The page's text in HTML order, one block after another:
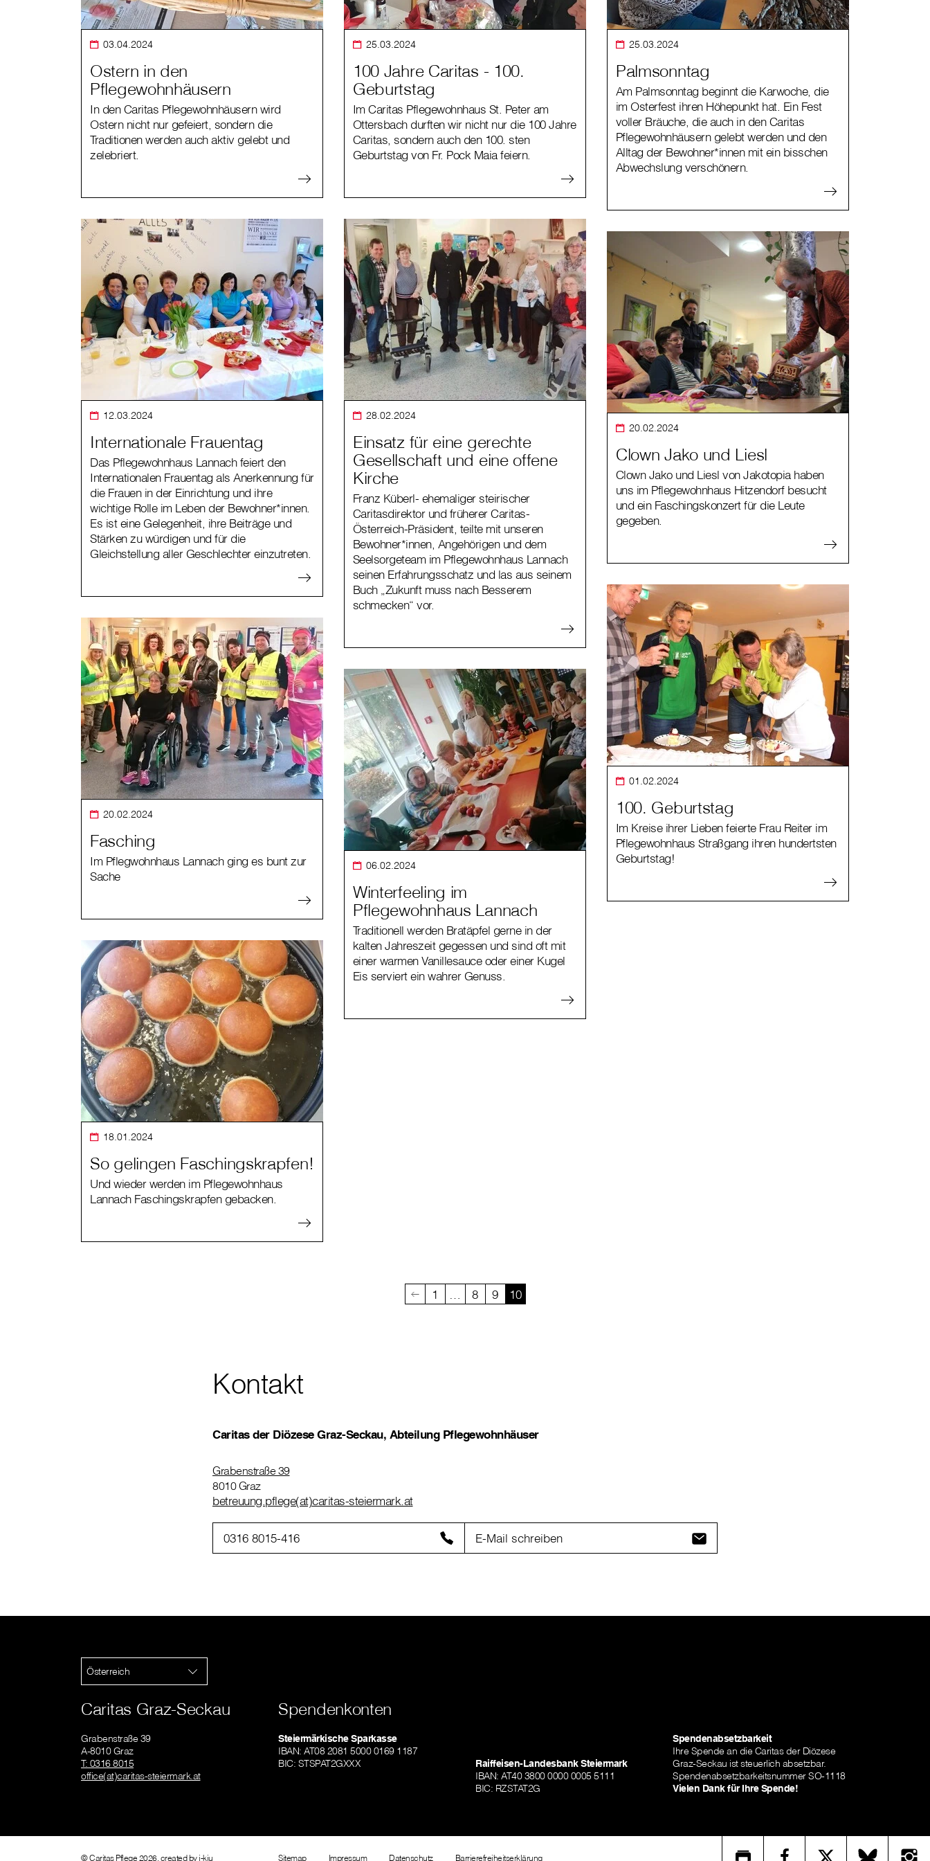
03.04.2024
Ostern in den
Pflegewohnhäusern
In den Caritas Pflegewohnhäusern wird
Ostern nicht nur gefeiert, sondern die
Traditionen werden auch aktiv gelebt und
zelebriert.
25.03.2024
100 Jahre Caritas - 100.
Geburtstag
Im Caritas Pflegewohnhaus St. Peter am
Ottersbach durften wir nicht nur die 100 Jahre
Caritas, sondern auch den 100. sten
Geburtstag von Fr. Pock Maia feiern.
25.03.2024
Palmsonntag
Am Palmsonntag beginnt die Karwoche, die
im Osterfest ihren Höhepunkt hat. Ein Fest
voller Bräuche, die auch in den Caritas
Pflegewohnhäusern gelebt werden und den
Alltag der Bewohner*innen mit ein bisschen
Abwechslung verschönern.
12.03.2024
Internationale Frauentag
Das Pflegewohnhaus Lannach feiert den
Internationalen Frauentag als Anerkennung für
die Frauen in der Einrichtung und ihre
wichtige Rolle im Leben der Bewohner*innen.
Es ist eine Gelegenheit, ihre Beiträge und
Stärken zu würdigen und für die
Gleichstellung aller Geschlechter einzutreten.
28.02.2024
Einsatz für eine gerechte
Gesellschaft und eine offene
Kirche
Franz Küberl- ehemaliger steirischer
Caritasdirektor und früherer Caritas-
Österreich-Präsident, teilte mit unseren
Bewohner*innen, Angehörigen und dem
Seelsorgeteam im Pflegewohnhaus Lannach
seinen Erfahrungsschatz und las aus seinem
Buch „Zukunft muss nach Besserem
schmecken“ vor.
20.02.2024
Clown Jako und Liesl
Clown Jako und Liesl von Jakotopia haben
uns im Pflegewohnhaus Hitzendorf besucht
und ein Faschingskonzert für die Leute
gegeben.
20.02.2024
Fasching
Im Pflegwohnhaus Lannach ging es bunt zur
Sache
06.02.2024
Winterfeeling im
Pflegewohnhaus Lannach
Traditionell werden Bratäpfel gerne in der
kalten Jahreszeit gegessen und sind oft mit
einer warmen Vanillesauce oder einer Kugel
Eis serviert ein wahrer Genuss.
01.02.2024
100. Geburtstag
Im Kreise ihrer Lieben feierte Frau Reiter im
Pflegewohnhaus Straßgang ihren hundertsten
Geburtstag!
18.01.2024
So gelingen Faschingskrapfen!
Und wieder werden im Pflegewohnhaus
Lannach Faschingskrapfen gebacken.
1 8 9 10
Kontakt
Caritas der Diözese Graz-Seckau, Abteilung Pflegewohnhäuser
Grabenstraße 39
8010 Graz
betreuung.pflege(at)caritas-steiermark.at
0316 8015-416 E-Mail schreiben
Österreich
Caritas Graz-Seckau
Grabenstraße 39
A-8010 Graz
T: 0316 8015
office(at)caritas-steiermark.at
Spendenkonten
Steiermärkische Sparkasse
IBAN: AT08 2081 5000 0169 1187
BIC: STSPAT2GXXX
Raiffeisen-Landesbank Steiermark
IBAN: AT40 3800 0000 0005 5111
BIC: RZSTAT2G
Spendenabsetzbarkeit
Ihre Spende an die Caritas der Diözese
Graz-Seckau ist steuerlich absetzbar.
Spendenabsetzbarkeitsnummer SO-1118
Vielen Dank für Ihre Spende!
© Caritas Pflege 2026, created by i-kiu Sitemap Impressum Datenschutz Barrierefreiheitserklärung